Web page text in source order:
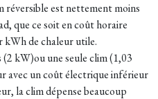
réversible est nettement moins
que ce soit en coût horaire
de chaleur utile.
kW)ou une seule clim (1,03
avec un coût électrique inférieur
la clim dépense beaucoup